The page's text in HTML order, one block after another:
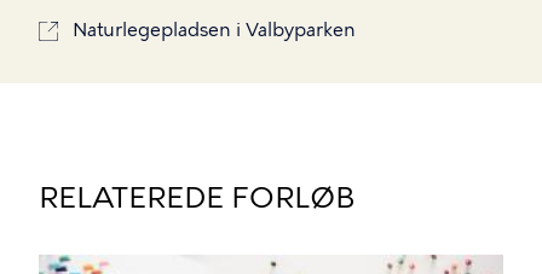
Naturlegepladsen i Valbyparken
RELATEREDE FORLØB